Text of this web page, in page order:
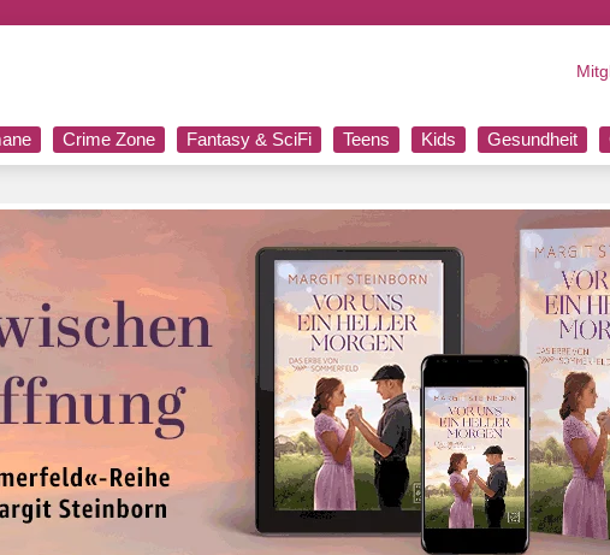
Crime Zone Fantasy & SciFi Teens Kids Gesundheit